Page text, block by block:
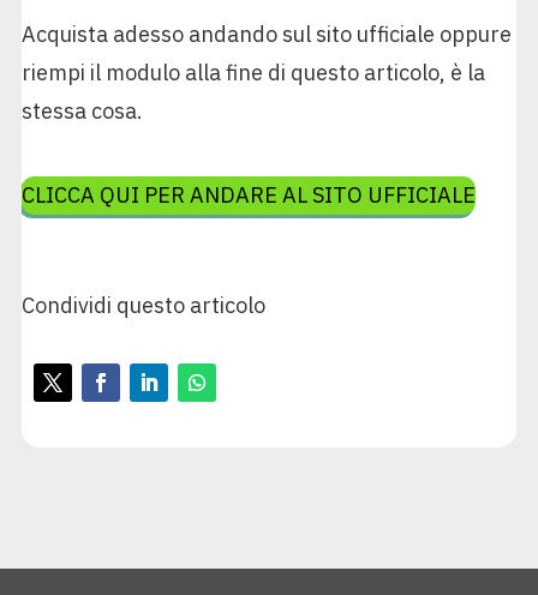
Acquista adesso andando sul sito ufficiale oppure
riempi il modulo alla fine di questo articolo, è la
stessa cosa.
CLICCA QUI PER ANDARE AL SITO UFFICIALE
Condividi questo articolo